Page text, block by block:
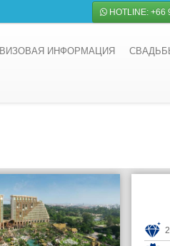
HOTLINE: +66
ВИЗОВАЯ ИНФОРМАЦИЯ